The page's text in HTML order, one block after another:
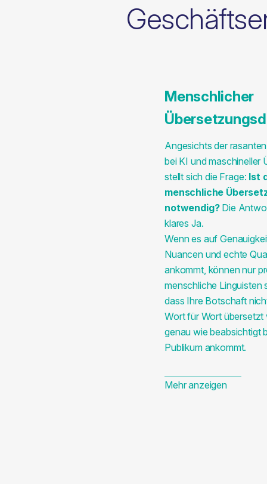
Menschlicher
Angesichts der
bei KI und maschineller
stellt sich die Frage: Ist
menschliche
notwendig?Die
klares Ja.
Wenn es auf
Nuancen und echte
ankommt, können nur
menschliche Linguisten
dass Ihre Botschaft
Wort für Wort übersetzt
genau wie beabsichtigt
Publikum ankommt.
Mehr anzeigen